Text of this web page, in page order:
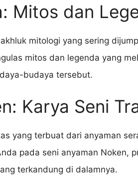
Mitos dan
mitologi yang sering
mitos dan legenda yang
budaya tersebut.
Karya Seni
yang terbuat dari anyaman
pada seni anyaman Noken,
terkandung di dalamnya.